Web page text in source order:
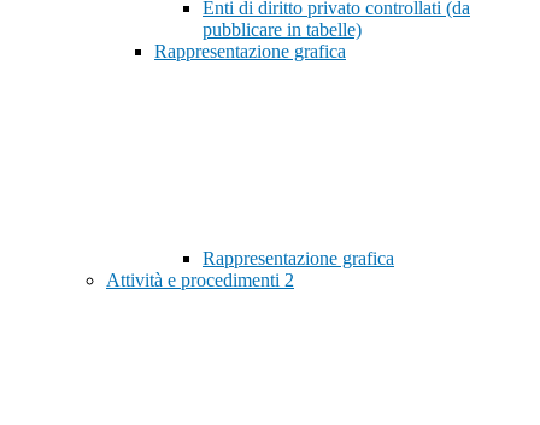
Enti di diritto privato controllati (da
pubblicare in tabelle)
Rappresentazione grafica
Rappresentazione grafica
Attività e procedimenti 2